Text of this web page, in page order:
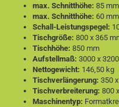
max. Schnitthöhe: 85
max. Schnitthöhe: 60
Schall-Leistungspegel:
Tischgröße: 800 x 365
Tischhöhe: 850 mm
Aufstellmaß: 3000 x
Nettogewicht: 146,50 kg
Tischverlängerung: 350
Tischverbreiterung: 800
Maschinentyp: